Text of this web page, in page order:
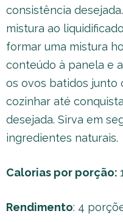
consistência
mistura ao
formar uma mistura
conteúdo à panela e
os ovos batidos junto
cozinhar até
desejada. Sirva em
ingredientes naturais.
Calorias por porção:
Rendimento: 4